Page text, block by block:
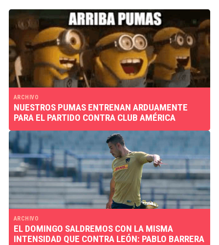
ARCHIVO
‪NUESTROS PUMAS ENTRENAN ARDUAMENTE
PARA EL PARTIDO CONTRA CLUB AMÉRICA
ARCHIVO
EL DOMINGO SALDREMOS CON LA MISMA
INTENSIDAD QUE CONTRA LEÓN: PABLO BARRERA